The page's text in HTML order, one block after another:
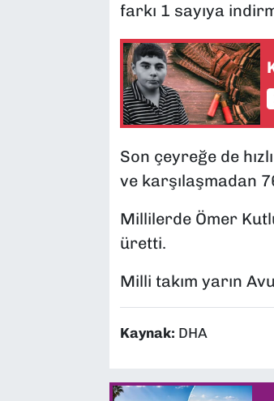
farkı 1 sayıya
Son çeyreğe de
ve karşılaşmadan
Millilerde Ömer
üretti.
Milli takım yarın
Kaynak: DHA